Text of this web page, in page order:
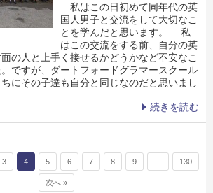
私はこの日初めて同年代の英
国人男子と交流をして大切なこ
とを学んだと思います。 私
はこの交流をする前、自分の英
の人と上手く接せるかどうかなど不安なこ
ですが、ダートフォードグラマースクール
にその子達も自分と同じなのだと思いまし
続きを読む
3 4 5 6 7 8 9 130
次へ »